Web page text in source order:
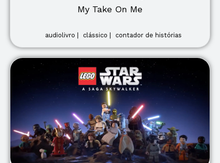
My Take On Me
audiolivro | clássico | contador de histórias